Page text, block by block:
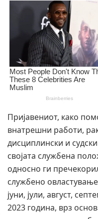
Пријавениот, како
внатрешни работи,
дисциплински и
својата службена
односно ги
службено
јуни, јули, август,
2023 година, врз